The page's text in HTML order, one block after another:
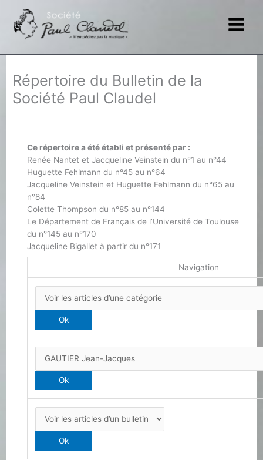
contenu
Répertoire du Bulletin de la
Société Paul Claudel
Ce répertoire a été établi et présenté par :
Renée Nantet et Jacqueline Veinstein du n°1 au n°44
Huguette Fehlmann du n°45 au n°64
Jacqueline Veinstein et Huguette Fehlmann du n°65 au
n°84
Colette Thompson du n°85 au n°144
Le Département de Français de l’Université de Toulouse
du n°145 au n°170
Jacqueline Bigallet à partir du n°171
Navigation